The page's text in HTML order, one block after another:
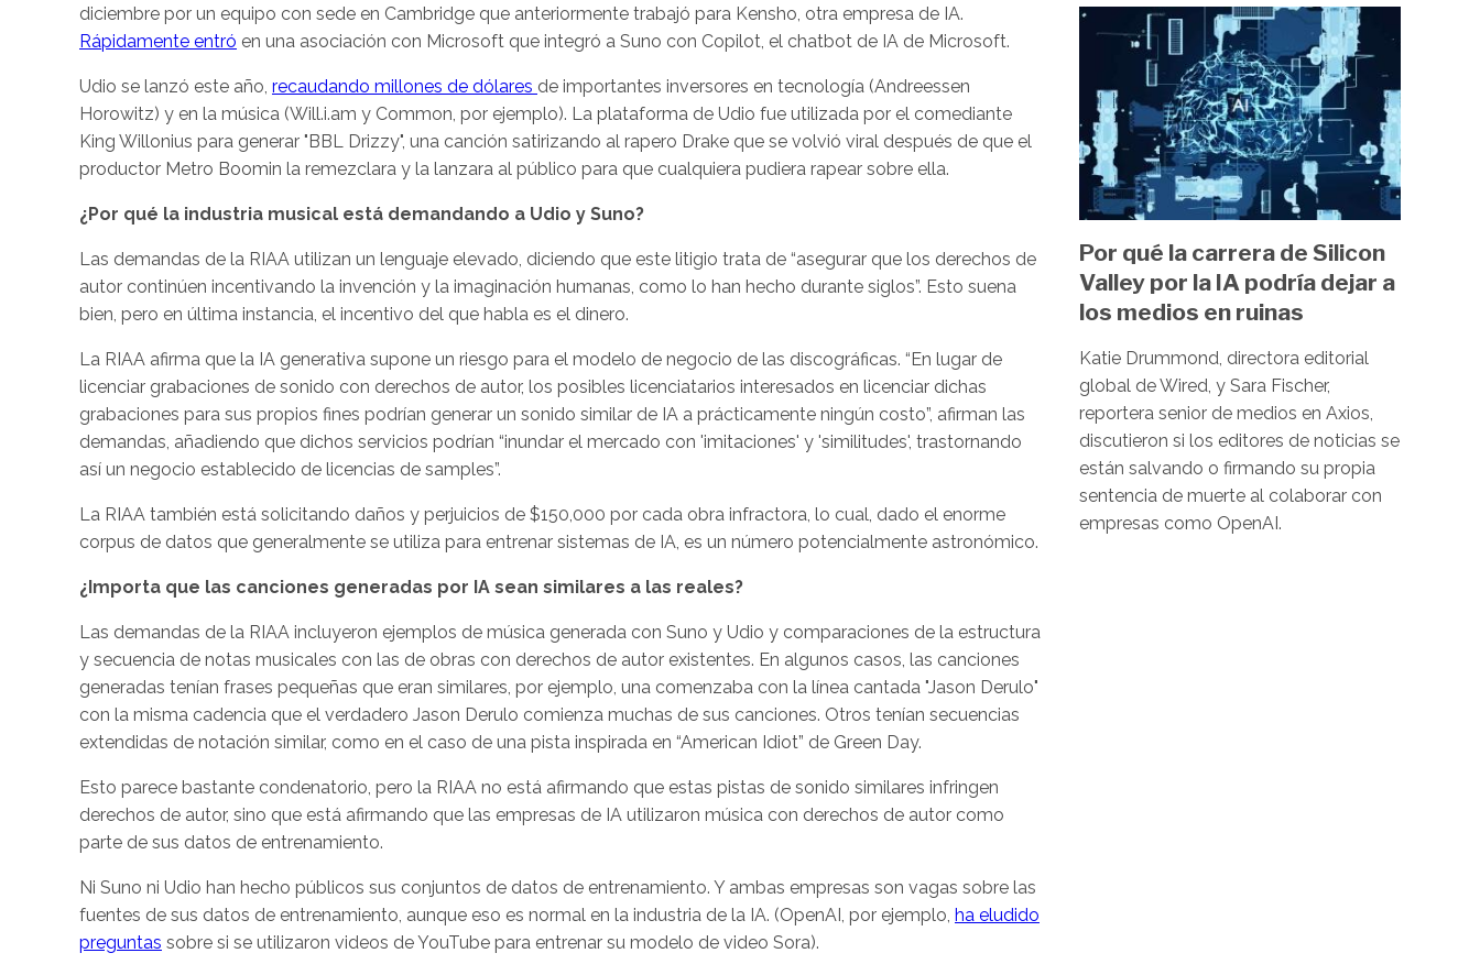
diciembre por un equipo con sede en Cambridge que anteriormente trabajó para Kensho, otra empresa de IA.
Rápidamente entró en una asociación con Microsoft que integró a Suno con Copilot, el chatbot de IA de Microsoft.
Udio se lanzó este año, recaudando millones de dólares de importantes inversores en tecnología (Andreessen
Horowitz) y en la música (Will.i.am y Common, por ejemplo). La plataforma de Udio fue utilizada por el comediante
King Willonius para generar "BBL Drizzy", una canción satirizando al rapero Drake que se volvió viral después de que el
productor Metro Boomin la remezclara y la lanzara al público para que cualquiera pudiera rapear sobre ella.
¿Por qué la industria musical está demandando a Udio y Suno?
Las demandas de la RIAA utilizan un lenguaje elevado, diciendo que este litigio trata de “asegurar que los derechos de
autor continúen incentivando la invención y la imaginación humanas, como lo han hecho durante siglos”. Esto suena
bien, pero en última instancia, el incentivo del que habla es el dinero.
La RIAA afirma que la IA generativa supone un riesgo para el modelo de negocio de las discográficas. “En lugar de
licenciar grabaciones de sonido con derechos de autor, los posibles licenciatarios interesados en licenciar dichas
grabaciones para sus propios fines podrían generar un sonido similar de IA a prácticamente ningún costo”, afirman las
demandas, añadiendo que dichos servicios podrían “inundar el mercado con 'imitaciones' y 'similitudes', trastornando
así un negocio establecido de licencias de samples”.
La RIAA también está solicitando daños y perjuicios de $150,000 por cada obra infractora, lo cual, dado el enorme
corpus de datos que generalmente se utiliza para entrenar sistemas de IA, es un número potencialmente astronómico.
¿Importa que las canciones generadas por IA sean similares a las reales?
Las demandas de la RIAA incluyeron ejemplos de música generada con Suno y Udio y comparaciones de la estructura
y secuencia de notas musicales con las de obras con derechos de autor existentes. En algunos casos, las canciones
generadas tenían frases pequeñas que eran similares, por ejemplo, una comenzaba con la línea cantada "Jason Derulo"
con la misma cadencia que el verdadero Jason Derulo comienza muchas de sus canciones. Otros tenían secuencias
extendidas de notación similar, como en el caso de una pista inspirada en “American Idiot” de Green Day.
Esto parece bastante condenatorio, pero la RIAA no está afirmando que estas pistas de sonido similares infringen
derechos de autor, sino que está afirmando que las empresas de IA utilizaron música con derechos de autor como
parte de sus datos de entrenamiento.
Ni Suno ni Udio han hecho públicos sus conjuntos de datos de entrenamiento. Y ambas empresas son vagas sobre las
fuentes de sus datos de entrenamiento, aunque eso es normal en la industria de la IA. (OpenAI, por ejemplo, ha eludido
preguntas sobre si se utilizaron videos de YouTube para entrenar su modelo de video Sora).
Image
Por qué la carrera de Silicon
Valley por la IA podría dejar a
los medios en ruinas
Katie Drummond, directora editorial
global de Wired, y Sara Fischer,
reportera senior de medios en Axios,
discutieron si los editores de noticias se
están salvando o firmando su propia
sentencia de muerte al colaborar con
empresas como OpenAI.